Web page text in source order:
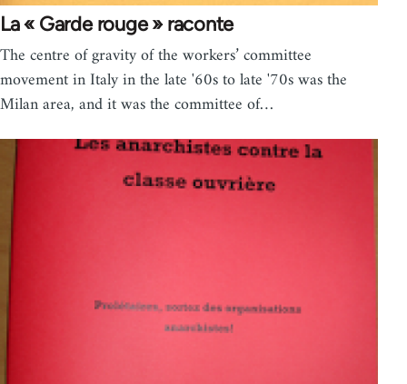
La « Garde rouge » raconte
The centre of gravity of the workers’ committee
movement in Italy in the late '60s to late '70s was the
Milan area, and it was the committee of…